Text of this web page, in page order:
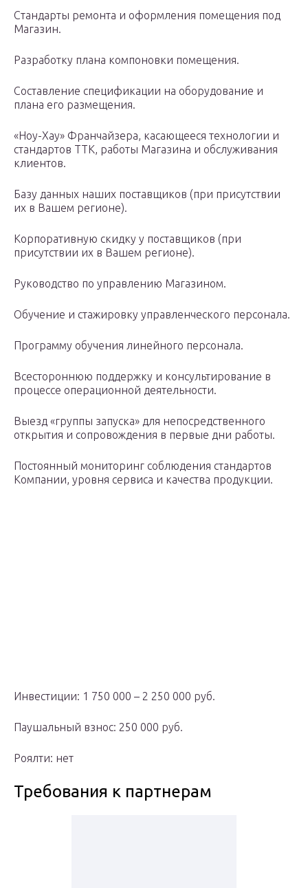
Стандарты ремонта и оформления помещения под
Магазин.
Разработку плана компоновки помещения.
Составление спецификации на оборудование и
плана его размещения.
«Ноу-Хау» Франчайзера, касающееся технологии и
стандартов ТТК, работы Магазина и обслуживания
клиентов.
Базу данных наших поставщиков (при присутствии
их в Вашем регионе).
Корпоративную скидку у поставщиков (при
присутствии их в Вашем регионе).
Руководство по управлению Магазином.
Обучение и стажировку управленческого персонала.
Программу обучения линейного персонала.
Всестороннюю поддержку и консультирование в
процессе операционной деятельности.
Выезд «группы запуска» для непосредственного
открытия и сопровождения в первые дни работы.
Постоянный мониторинг соблюдения стандартов
Компании, уровня сервиса и качества продукции.
Инвестиции: 1 750 000 – 2 250 000 руб.
Паушальный взнос: 250 000 руб.
Роялти: нет
Требования к партнерам